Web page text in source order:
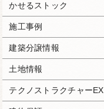
かせるストック
施工事例
建築分譲情報
土地情報
テクノストラクチャーEX